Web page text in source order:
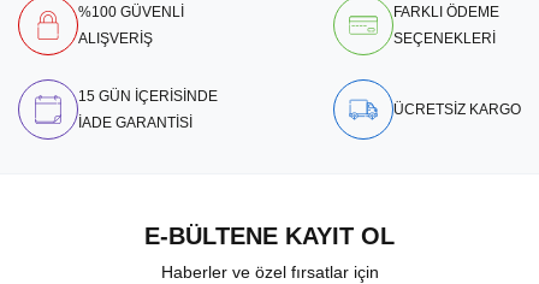
%100 GÜVENLİ
ALIŞVERİŞ
FARKLI ÖDEME
SEÇENEKLERİ
15 GÜN İÇERİSİNDE
İADE GARANTİSİ
ÜCRETSİZ KARGO
E-BÜLTENE KAYIT OL
Haberler ve özel fırsatlar için